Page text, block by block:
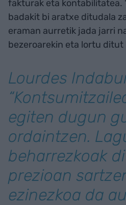
fakturak eta kontabilitatea.
badakit bi aratxe ditudala
eraman aurretik jada jarri
bezeroarekin eta lortu ditut
Lourdes
egiten dugun
ordaintzen.
beharrezkoak
prezioan
ezinezkoa da